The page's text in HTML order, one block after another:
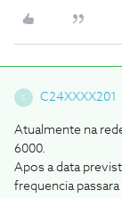
C C24XXXX201
Atualmente na
6000.
Apos a data
frequencia passara